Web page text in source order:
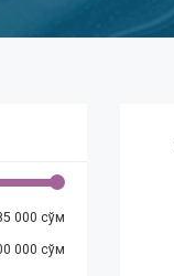
000 сўм
000 сўм